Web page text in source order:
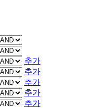
추가
추가
추가
추가
추가